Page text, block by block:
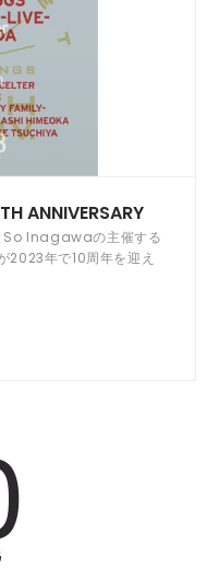
ANNIVERSARY
Inagawaの主催する
年で10周年を迎え